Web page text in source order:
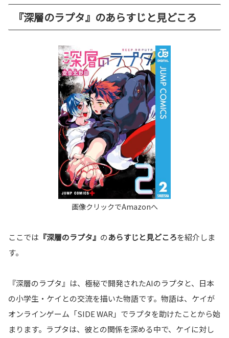
『深層のラプタ』のあらすじと見どころ
ここでは 『深層のラプタ』 のあらすじと見どころを紹介しま
す。
『深層のラプタ』は、極秘で開発されたAIのラプタと、日本
の小学生・ケイとの交流を描いた物語です。物語は、ケイが
オンラインゲーム「SIDE WAR」でラプタを助けたことから始
まります。ラプタは、彼との関係を深める中で、ケイに対し